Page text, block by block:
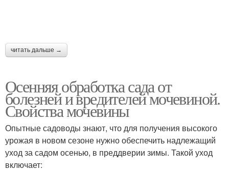
читать дальше →
Осенняя обработка сада от
болезней и вредителей мочевиной.
Свойства мочевины
Опытные садоводы знают, что для получения высокого
урожая в новом сезоне нужно обеспечить надлежащий
уход за садом осенью, в преддверии зимы. Такой уход
включает: